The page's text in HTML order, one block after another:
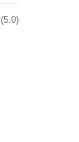
(5.0)